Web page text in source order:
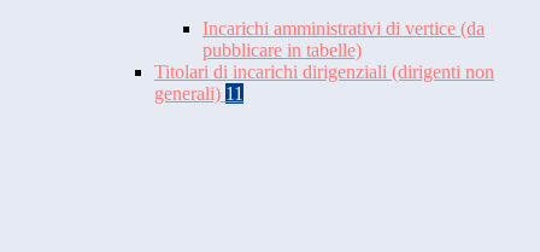
Incarichi amministrativi di vertice (da
pubblicare in tabelle)
Titolari di incarichi dirigenziali (dirigenti non
generali) 11